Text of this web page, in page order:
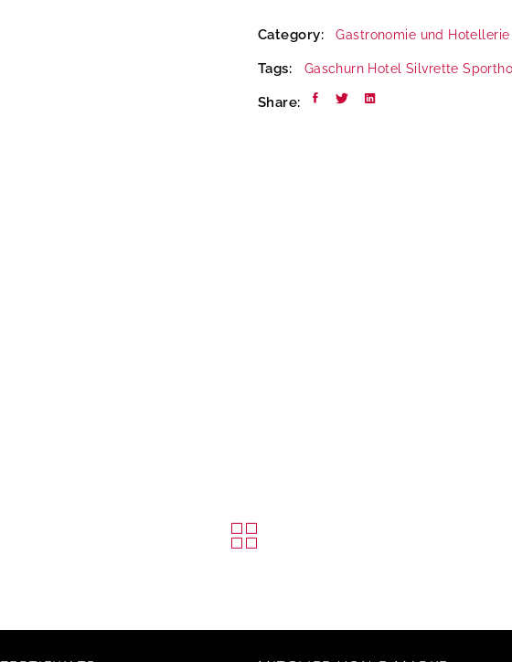
Category: Gastronomie und Hotellerie
Tags: Gaschurn Hotel Silvrette
Share: